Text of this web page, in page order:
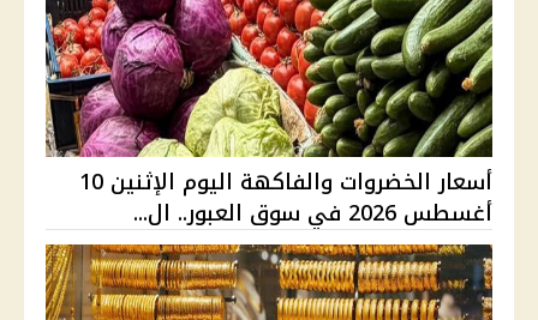
أسعار الخضروات والفاكهة اليوم الإثنين 10
أغسطس 2026 في سوق العبور.. ال...